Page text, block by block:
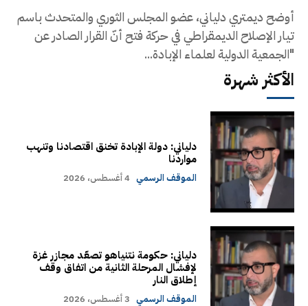
أوضح ديمتري دلياني، عضو المجلس الثوري والمتحدث باسم
تيار الإصلاح الديمقراطي في حركة فتح أنّ القرار الصادر عن
"الجمعية الدولية لعلماء الإبادة...
الأكثر شهرة
دلياني: دولة الإبادة تخنق اقتصادنا وتنهب
مواردنا
الموقف الرسمي 4 أغسطس، 2026
دلياني: حكومة نتنياهو تصعّد مجازر غزة
لإفشال المرحلة الثانية من اتفاق وقف
إطلاق النار
الموقف الرسمي 3 أغسطس، 2026